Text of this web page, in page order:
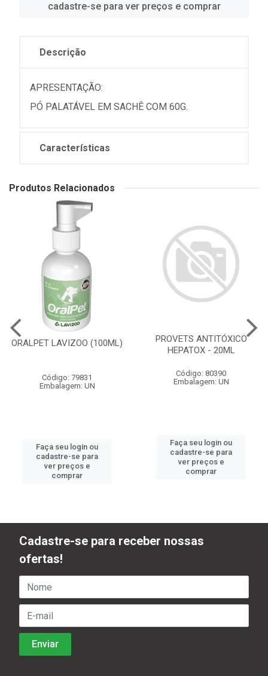
cadastre-se para ver preços e comprar
Descrição
APRESENTAÇÃO:
PÓ PALATÁVEL EM SACHÊ COM 60G.
Características
Produtos Relacionados
ORALPET LAVIZOO (100ML)
Código: 79831
Embalagem: UN
Faça seu login ou
cadastre-se para
ver preços e
comprar
PROVETS ANTITÓXICO
HEPATOX - 20ML
Código: 80390
Embalagem: UN
Faça seu login ou
cadastre-se para
ver preços e
comprar
Cadastre-se para receber nossas
ofertas!